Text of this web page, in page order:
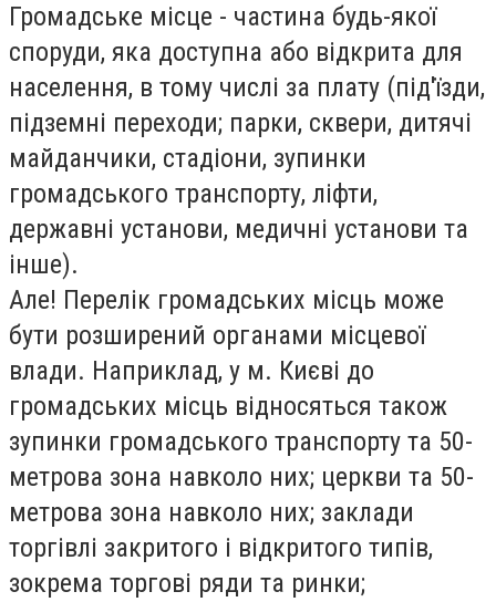
Громадське місце - частина будь-якої
споруди, яка доступна або відкрита для
населення, в тому числі за плату (під'їзди,
підземні переходи; парки, сквери, дитячі
майданчики, стадіони, зупинки
громадського транспорту, ліфти,
державні установи, медичні установи та
інше).
Але! Перелік громадських місць може
бути розширений органами місцевої
влади. Наприклад, у м. Києві до
громадських місць відносяться також
зупинки громадського транспорту та 50-
метрова зона навколо них; церкви та 50-
метрова зона навколо них; заклади
торгівлі закритого і відкритого типів,
зокрема торгові ряди та ринки;